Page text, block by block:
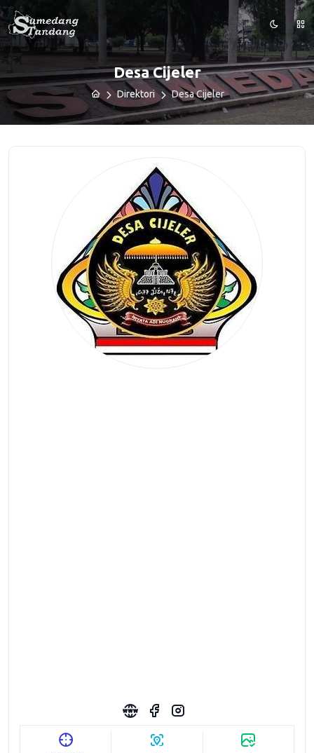
Desa Cijeler
Direktori Desa Cijeler